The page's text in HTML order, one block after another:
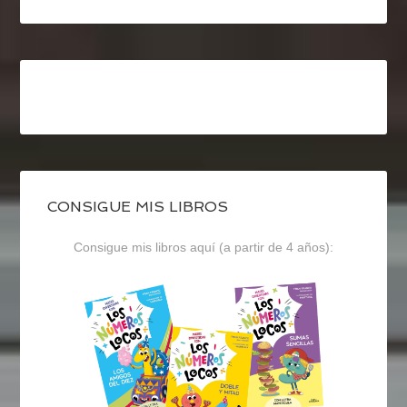
CONSIGUE MIS LIBROS
Consigue mis libros aquí (a partir de 4 años):